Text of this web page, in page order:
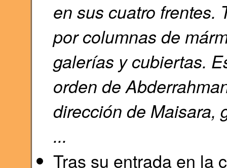
en sus cuatro frentes.
por columnas de
galerías y cubiertas.
orden de
dirección de Maisara,
...
Tras su entrada en la